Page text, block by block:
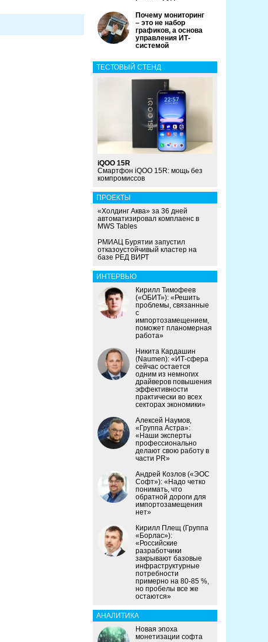
Почему мониторинг
– это не набор
графиков, а основа
управления ИТ-
системой
ТЕСТОВЫЙ СТЕНД
iQOO 15R
Смартфон iQOO 15R: мощь без
компромиссов
ПРОЕКТЫ
«Холдинг Аква» за 36 дней
автоматизировал комплаенс в
MWS Tables
РМИАЦ Бурятии запустил
отказоустойчивый кластер на
базе РЕД ВИРТ
ИНТЕРВЬЮ
Кирилл Тимофеев
(«ОБИТ»): «Решить
проблемы, связанные
с
импортозамещением,
поможет планомерная
работа»
Никита Кардашин
(Naumen): «ИТ-сфера
сейчас остается
одним из немногих
драйверов повышения
эффективности
практически во всех
секторах экономики»
Алексей Наумов,
«Группа Астра»:
«Наши эксперты
профессионально
делают свою работу в
части PR»
Андрей Козлов («ЭОС
Софт»): «Надо четко
понимать, что
обратной дороги для
импортозамещения
нет»
Кирилл Плещ (Группа
«Борлас»):
«Российские
разработчики
закрывают базовые
инфраструктурные
потребности
примерно на 80-85 %,
но пробелы все же
остаются»
АНАЛИТИКА
Новая эпоха
монетизации софта